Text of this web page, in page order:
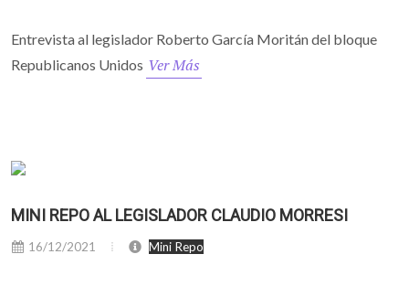
Entrevista al legislador Roberto García Moritán del bloque
Republicanos Unidos Ver Más
MINI REPO AL LEGISLADOR CLAUDIO MORRESI
16/12/2021 Mini Repo